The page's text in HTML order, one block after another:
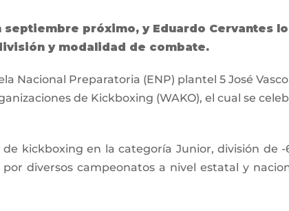
próximo, y Eduardo Cervantes
y modalidad de combate.
Nacional Preparatoria (ENP) plantel 5 José
de Kickboxing (WAKO), el cual se
kickboxing en la categoría Junior, división de
diversos campeonatos a nivel estatal y